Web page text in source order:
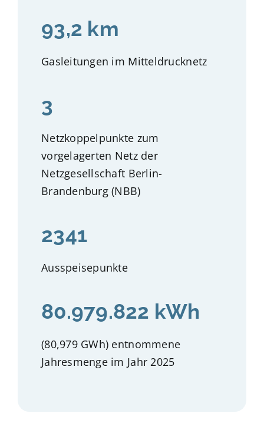
93,2 km
Gasleitungen im Mitteldrucknetz
3
Netzkoppelpunkte zum
vorgelagerten Netz der
Netzgesellschaft Berlin-
Brandenburg (NBB)
2341
Ausspeisepunkte
80.979.822 kWh
(80,979 GWh) entnommene
Jahresmenge im Jahr 2025